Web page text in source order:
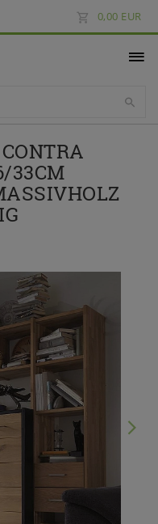
0,00 EUR
33CM